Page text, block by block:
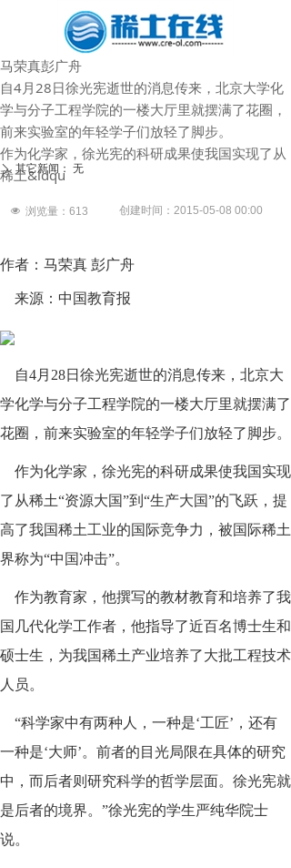
马荣真彭广舟
自4月28日徐光宪逝世的消息传来，北京大学化
学与分子工程学院的一楼大厅里就摆满了花圈，
前来实验室的年轻学子们放轻了脚步。
作为化学家，徐光宪的科研成果使我国实现了从
稀土&ldqu
创建时间： 2015-05-08 00:00
넶 浏览量： 613
作者：马荣真 彭广舟
来源：中国教育报
自4月28日徐光宪逝世的消息传来，北京大
学化学与分子工程学院的一楼大厅里就摆满了
花圈，前来实验室的年轻学子们放轻了脚步。
作为化学家，徐光宪的科研成果使我国实现
了从稀土“资源大国”到“生产大国”的飞跃，提
高了我国稀土工业的国际竞争力，被国际稀土
界称为“中国冲击”。
作为教育家，他撰写的教材教育和培养了我
国几代化学工作者，他指导了近百名博士生和
硕士生，为我国稀土产业培养了大批工程技术
人员。
“科学家中有两种人，一种是‘工匠’，还有
一种是‘大师’。前者的目光局限在具体的研究
中，而后者则研究科学的哲学层面。徐光宪就
是后者的境界。”徐光宪的学生严纯华院士
说。
ꄲ 其它新闻： 无